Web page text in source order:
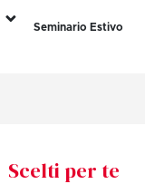
Seminario Estivo
Scelti per te